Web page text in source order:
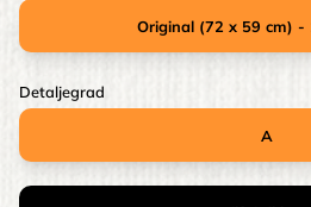
Detaljegrad